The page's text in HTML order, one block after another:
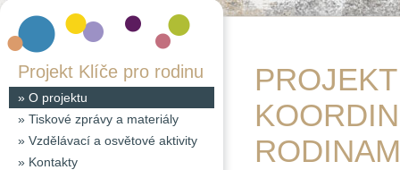
Projekt Klíče pro rodinu
» O projektu
» Tiskové zprávy a materiály
» Vzdělávací a osvětové aktivity
» Kontakty